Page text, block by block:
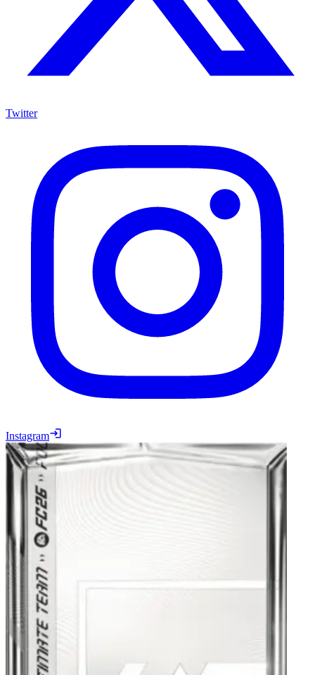
Twitter
Instagram